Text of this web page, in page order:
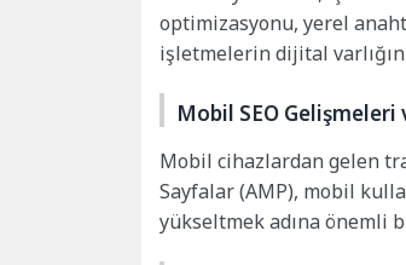
optimizasyonu, yerel
işletmelerin dijital
Mobil SEO Gelişmeleri
Mobil cihazlardan gelen
Sayfalar (AMP), mobil
yükseltmek adına önemli